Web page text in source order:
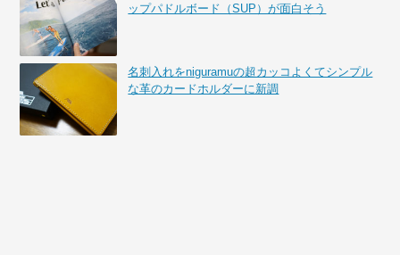
ップパドルボード（SUP）が面白そう
名刺入れをniguramuの超カッコよくてシンプル
な革のカードホルダーに新調